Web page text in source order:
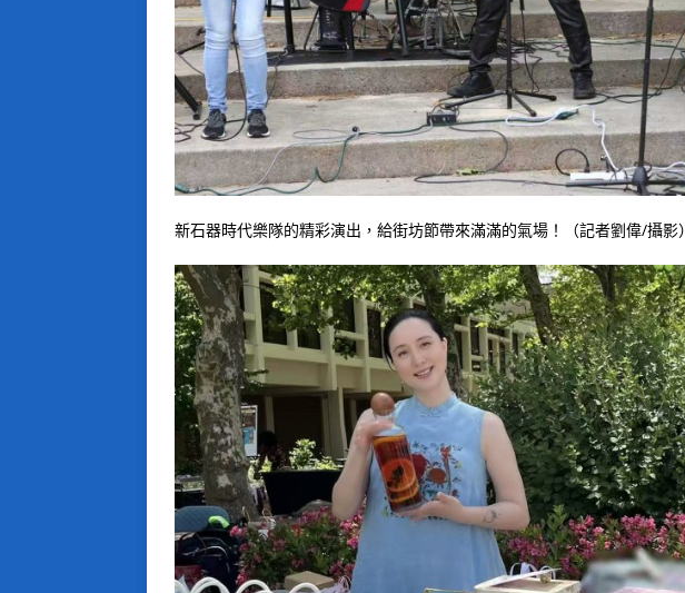
新石器時代樂隊的精彩演出，給街坊節帶來滿滿的氣場！（記者劉偉/攝影）